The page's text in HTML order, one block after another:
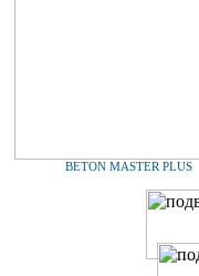
BETON MASTER PLUS